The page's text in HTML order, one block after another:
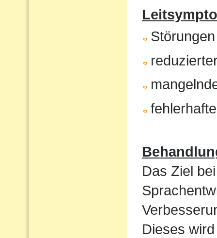
Das Ziel
Dieses